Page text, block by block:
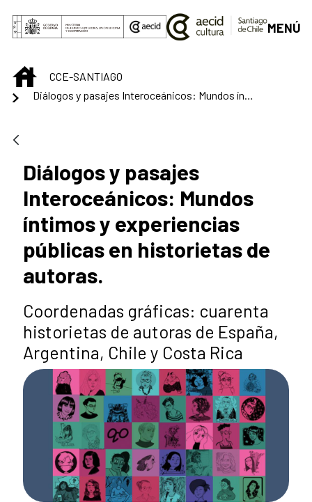
Saltar al contenido principal
MENÚ
INICIOCCE-SANTIAGO
Diálogos y pasajes
Interoceánicos: Mundos
íntimos y experiencias
públicas en historietas de
autoras.
Coordenadas gráficas: cuarenta
historietas de autoras de España,
Argentina, Chile y Costa Rica